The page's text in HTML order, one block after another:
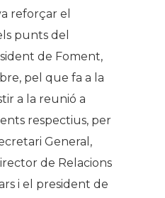
reforçar el
punts del
de Foment,
pel que fa a la
a la reunió a
respectius, per
General,
de Relacions
i el president de